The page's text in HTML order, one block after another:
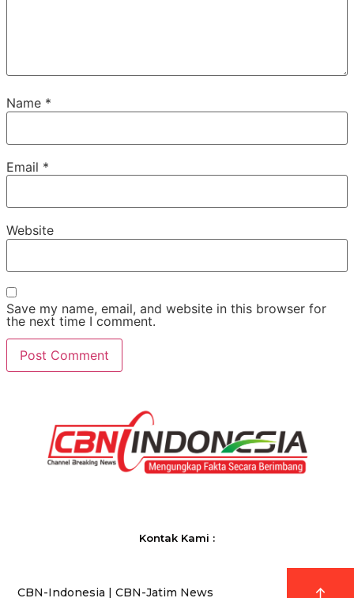
Name *
Email *
Website
Save my name, email, and website in this browser for
the next time I comment.
Kontak Kami :
CBN-Indonesia | CBN-Jatim News